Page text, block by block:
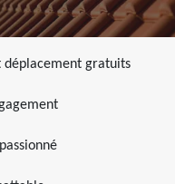
déplacement gratuits